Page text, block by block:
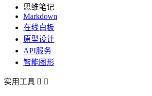
思维笔记
Markdown
在线白板
原型设计
API服务
智能图形
实用工具  